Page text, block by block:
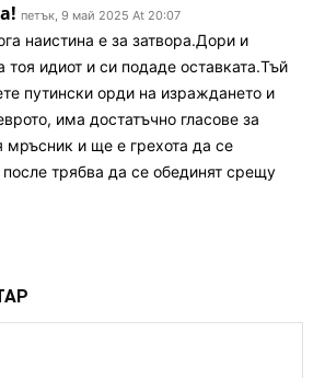
петък, 9 май 2025 At 20:07
наистина е за затвора.Дори и
идиот и си подаде оставката.Тъй
путински орди на израждането и
има достатъчно гласове за
мръсник и ще е грехота да се
трябва да се обединят срещу